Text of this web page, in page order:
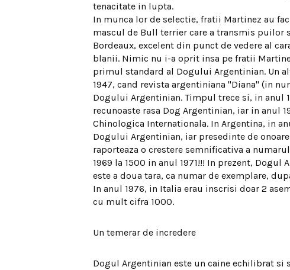
tenacitate in lupta.
In munca lor de selectie, fratii Martinez au
mascul de Bull terrier care a transmis puilor
Bordeaux, excelent din punct de vedere al
blanii. Nimic nu i-a oprit insa pe fratii
primul standard al Dogului Argentinian. Un
1947, cand revista argentiniana "Diana" (in
Dogului Argentinian. Timpul trece si, in anul
recunoaste rasa Dog Argentinian, iar in anul
Chinologica Internationala. In Argentina, in
Dogului Argentinian, iar presedinte de
raporteaza o crestere semnificativa a
1969 la 1500 in anul 1971!!! In prezent,
este a doua tara, ca numar de exemplare,
In anul 1976, in Italia erau inscrisi doar 2
cu mult cifra 1000.
Un temerar de incredere
Dogul Argentinian este un caine echilibrat si